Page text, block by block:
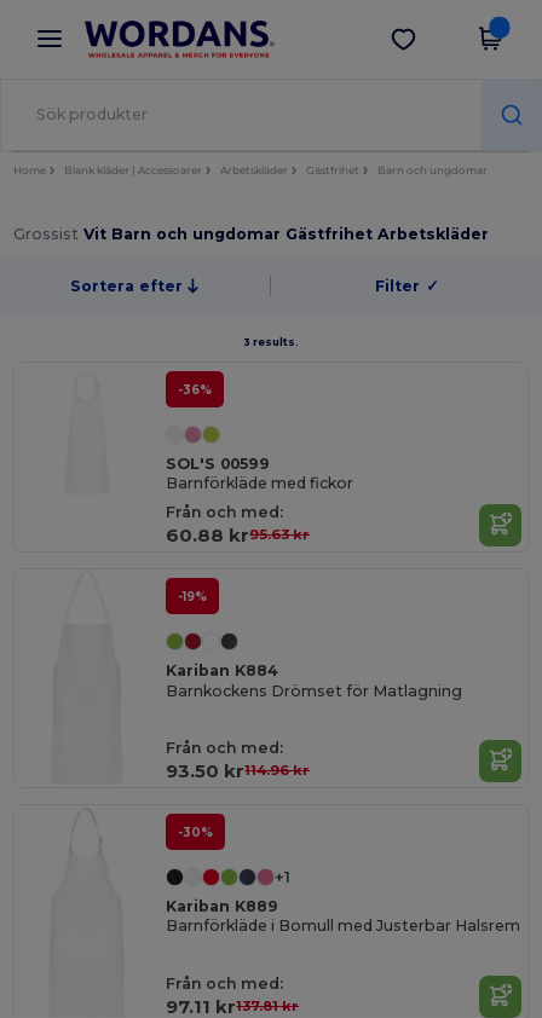
× Wordans-app
Bättre priser i appen!
Hämta app
Home Blank kläder | Accessoarer Arbetskläder Gästfrihet Barn och ungdomar
Grossist Vit Barn och ungdomar Gästfrihet Arbetskläder
Sortera efter Filter ✓
3 results.
-36%
SOL'S 00599
Barnförkläde med fickor
Från och med:
60.88 kr95.63 kr
-19%
Kariban K884
Barnkockens Drömset för Matlagning
Från och med:
93.50 kr114.96 kr
-30%
+1
Kariban K889
Barnförkläde i Bomull med Justerbar Halsrem
Från och med:
97.11 kr137.81 kr